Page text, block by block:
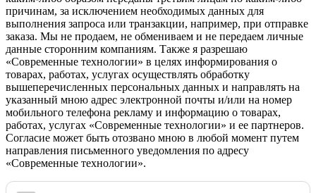
причинам, за исключением необходимых данных для
выполнения запроса или транзакции, например, при отправке
заказа. Мы не продаем, не обмениваем и не передаем личные
данные сторонним компаниям. Также я разрешаю
«Современные технологии» в целях информирования о
товарах, работах, услугах осуществлять обработку
вышеперечисленных персональных данных и направлять на
указанный мною адрес электронной почты и/или на номер
мобильного телефона рекламу и информацию о товарах,
работах, услугах «Современные технологии» и ее партнеров.
Согласие может быть отозвано мною в любой момент путем
направления письменного уведомления по адресу
«Современные технологии».